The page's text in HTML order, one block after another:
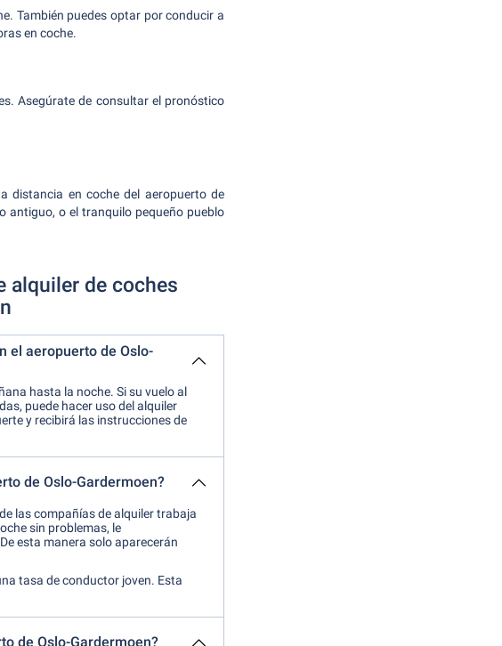
También puedes optar por conducir a
en coche.
Asegúrate de consultar el pronóstico
distancia en coche del aeropuerto de
antiguo, o el tranquilo pequeño pueblo
alquiler de coches
el aeropuerto de Oslo-
hasta la noche. Si su vuelo al
puede hacer uso del alquiler
y recibirá las instrucciones de
de Oslo-Gardermoen?
las compañías de alquiler trabaja
sin problemas, le
esta manera solo aparecerán
tasa de conductor joven. Esta
de Oslo-Gardermoen?